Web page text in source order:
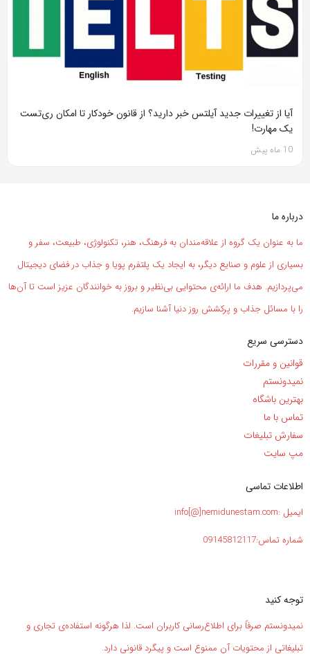
آیا از تغییرات جدید آیلتس خبر دارید؟ از قانون خودکار تا امکان ری‌تست
یک مهارت!
10 ماه پیش
درباره ما
ما به عنوان یک گروه از علاقه‌مندان به فرهنگ، هنر، تکنولوژی، طبیعت، سفر و
بسیاری از علوم و صنایع دیگر، به ایجاد یک پلتفرم پویا و جذاب در فضای دیجیتال
می‌پردازیم. هدف ما ارائه‌ی محتوایی بی‌نظیر و بروز به خوانندگان عزیز است تا آن‌ها
را با مسائل جذاب و پرکشش روز دنیا آشنا سازیم.
دسترسی سریع
قوانین و مقررات
نمیدونستم
بهترین باشگاه
تماس با ما
سفارش تبلیغات
مپ سایت
اطلاعات تماسی
ایمیل :info[@]nemidunestam.com
شماره تماس:09145812117
توجه کنید
نمیدونستم صرفاً برای اطلاع‌رسانی کاربران است. لذا هرگونه استفاده‌ی تجاری و
تبلیغاتی از محتویات آن ممنوع است و پیگرد قانونی دارد.